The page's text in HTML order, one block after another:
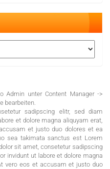
Admin unter Content Manager ->
bearbeiten.
sadipscing elitr, sed diam
et dolore magna aliquyam erat,
et justo duo dolores et ea
sea takimata sanctus est Lorem
sit amet, consetetur sadipscing
invidunt ut labore et dolore magna
vero eos et accusam et justo duo